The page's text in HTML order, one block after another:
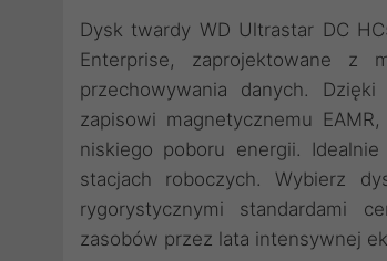
Dysk twardy WD Ultrastar DC
Enterprise, zaprojektowane z
przechowywania danych.
zapisowi magnetycznemu
niskiego poboru energii.
stacjach roboczych. Wybierz
rygorystycznymi standardami
zasobów przez lata intensywnej